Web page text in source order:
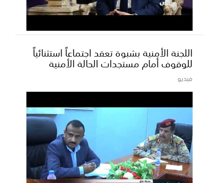
اللجنة الأمنية بشبوة تعقد اجتماعاً استثنائياً
للوقوف أمام مستجدات الحالة الأمنية
فيديو